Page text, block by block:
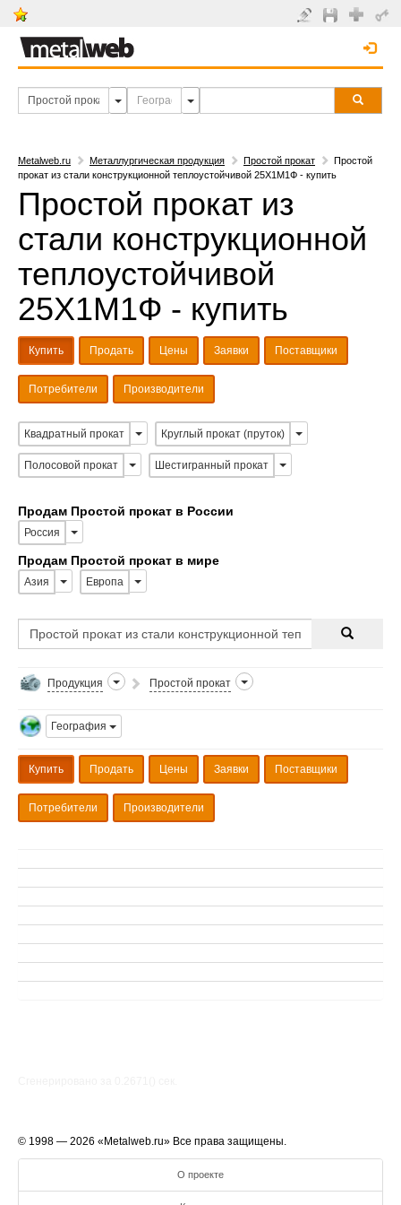
Metalweb.ru Металлургическая продукция Простой прокат
Простой
прокат из стали конструкционной теплоустойчивой 25Х1М1Ф - купить
Простой прокат из
стали конструкционной
теплоустойчивой
25Х1М1Ф - купить
Купить Продать Цены Заявки Поставщики
Потребители Производители
Квадратный прокат Круглый прокат (пруток)
Полосовой прокат Шестигранный прокат
Продам Простой прокат в России
Россия
Продам Простой прокат в мире
Азия Европа
Продукция Простой прокат
География
Купить Продать Цены Заявки Поставщики
Потребители Производители
© 1998 — 2026 «Metalweb.ru» Все права защищены.
О проекте